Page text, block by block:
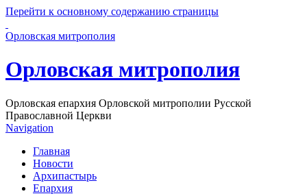
Перейти к основному содержанию страницы
Орловская митрополия
Орловская митрополия
Орловская епархия Орловской митрополии Русской
Православной Церкви
Navigation
Главная
Новости
Архипастырь
Епархия